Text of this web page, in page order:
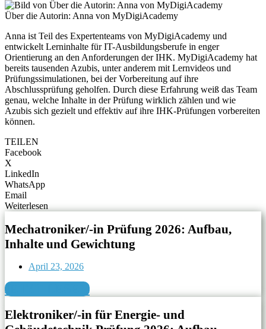
Über die Autorin: Anna von MyDigiAcademy
Anna ist Teil des Expertenteams von MyDigiAcademy und
entwickelt Lerninhalte für IT-Ausbildungsberufe in enger
Orientierung an den Anforderungen der IHK. MyDigiAcademy hat
bereits tausenden Azubis, unter anderem mit Lernvideos und
Prüfungssimulationen, bei der Vorbereitung auf ihre
Abschlussprüfung geholfen. Durch diese Erfahrung weiß das Team
genau, welche Inhalte in der Prüfung wirklich zählen und wie
Azubis sich gezielt und effektiv auf ihre IHK-Prüfungen vorbereiten
können.
TEILEN
Facebook
X
LinkedIn
WhatsApp
Email
Weiterlesen
Mechatroniker/-in Prüfung 2026: Aufbau,
Inhalte und Gewichtung
April 23, 2026
JETZT LESEN
Elektroniker/-in für Energie- und